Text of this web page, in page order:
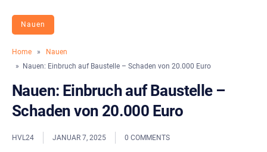
Nauen
Home »
Nauen
» Nauen: Einbruch auf Baustelle – Schaden von 20.000 Euro
Nauen: Einbruch auf Baustelle –
Schaden von 20.000 Euro
HVL24 JANUAR 7, 2025 0 COMMENTS